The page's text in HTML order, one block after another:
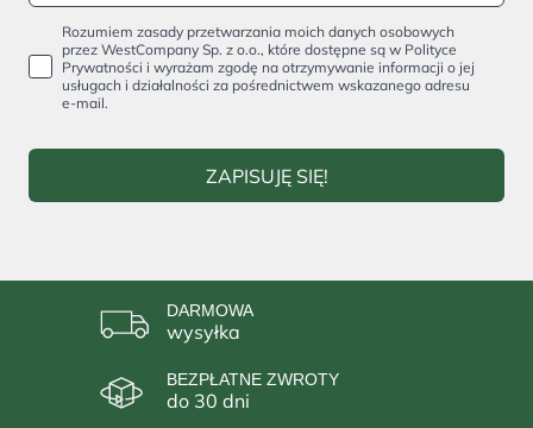
Rozumiem zasady przetwarzania moich danych osobowych
przez WestCompany Sp. z o.o., które dostępne są w Polityce
Prywatności i wyrażam zgodę na otrzymywanie informacji o jej
usługach i działalności za pośrednictwem wskazanego adresu
e-mail.
ZAPISUJĘ SIĘ!
DARMOWA
wysyłka
BEZPŁATNE ZWROTY
do 30 dni